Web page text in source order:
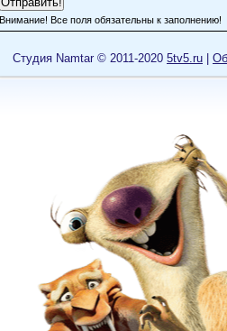
Внимание! Все поля обязательны к заполнению!
Cтудия Namtar © 2011-2020 5tv5.ru